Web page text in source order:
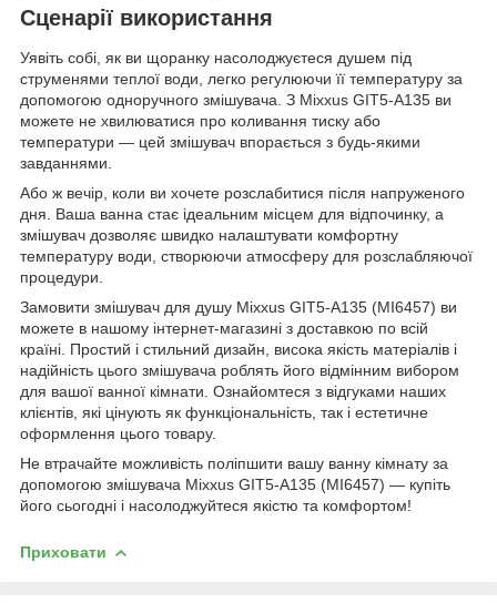
Сценарії використання
Уявіть собі, як ви щоранку насолоджуєтеся душем під
струменями теплої води, легко регулюючи її температуру за
допомогою одноручного змішувача. З Mixxus GIT5-A135 ви
можете не хвилюватися про коливання тиску або
температури — цей змішувач впорається з будь-якими
завданнями.
Або ж вечір, коли ви хочете розслабитися після напруженого
дня. Ваша ванна стає ідеальним місцем для відпочинку, а
змішувач дозволяє швидко налаштувати комфортну
температуру води, створюючи атмосферу для розслабляючої
процедури.
Замовити змішувач для душу Mixxus GIT5-A135 (MI6457) ви
можете в нашому інтернет-магазині з доставкою по всій
країні. Простий і стильний дизайн, висока якість матеріалів і
надійність цього змішувача роблять його відмінним вибором
для вашої ванної кімнати. Ознайомтеся з відгуками наших
клієнтів, які цінують як функціональність, так і естетичне
оформлення цього товару.
Не втрачайте можливість поліпшити вашу ванну кімнату за
допомогою змішувача Mixxus GIT5-A135 (MI6457) — купіть
його сьогодні і насолоджуйтеся якістю та комфортом!
Приховати